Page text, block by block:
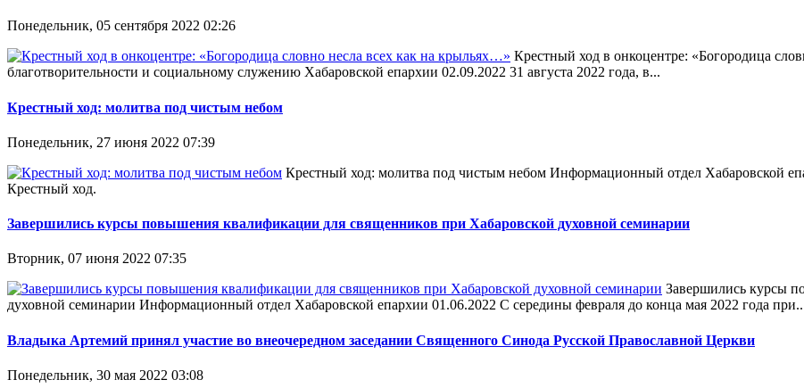
Понедельник, 05 сентября 2022 02:26
Крестный ход в онкоцентре: «Богородица
благотворительности и социальному служению Хабаровской епархии 02.09.2022 31 августа 2022 года, в...
Крестный ход: молитва под чистым небом
Понедельник, 27 июня 2022 07:39
Крестный ход: молитва под чистым небом Информационный отдел Хабаровской
Крестный ход.
Завершились курсы повышения квалификации для священников при Хабаровской духовной семинарии
Вторник, 07 июня 2022 07:35
Завершились курсы
духовной семинарии Информационный отдел Хабаровской епархии 01.06.2022 С середины февраля до конца мая 2022 года
Владыка Артемий принял участие во внеочередном заседании Священного Синода Русской Православной Церкви
Понедельник, 30 мая 2022 03:08